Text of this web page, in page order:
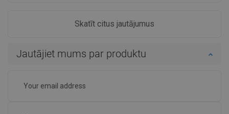
Skatīt citus jautājumus
Jautājiet mums par produktu